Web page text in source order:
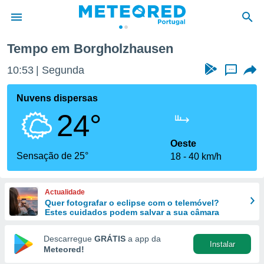
da
foi
fornecidas
a este
das
e
forma
digital
Tempo em Borgholzhausen
10:53 Segunda ...
Nuvens dispersas
24°
Sensação de 25°
Oeste
18
40 km/h
Actualidade
Quer fotografar o eclipse com o telemóvel?
Estes cuidados podem salvar a sua câmara
Descarregue GRÁTIS a app da
Meteored!
Instalar